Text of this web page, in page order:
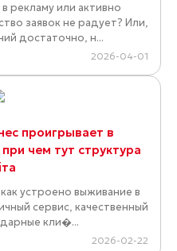
рекламу или активно
заявок не радует? Или,
достаточно, н...
2026-04-01
проигрывает в
чем тут структура
устроено выживание в
сервис, качественный
кли�...
2026-02-22